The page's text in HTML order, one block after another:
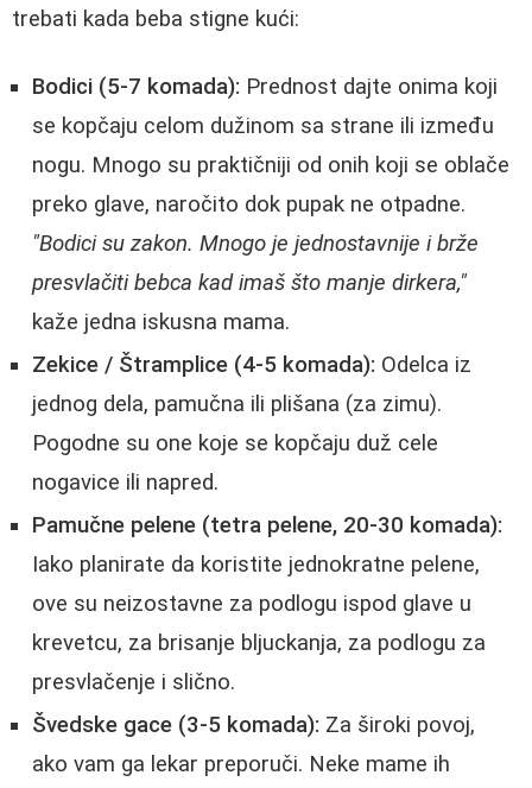
trebati kada beba stigne kući:
Bodici (5-7 komada): Prednost dajte onima koji
se kopčaju celom dužinom sa strane ili između
nogu. Mnogo su praktičniji od onih koji se oblače
preko glave, naročito dok pupak ne otpadne.
"Bodici su zakon. Mnogo je jednostavnije i brže
presvlačiti bebca kad imaš što manje dirkera,"
kaže jedna iskusna mama.
Zekice / Štramplice (4-5 komada): Odelca iz
jednog dela, pamučna ili plišana (za zimu).
Pogodne su one koje se kopčaju duž cele
nogavice ili napred.
Pamučne pelene (tetra pelene, 20-30 komada):
Iako planirate da koristite jednokratne pelene,
ove su neizostavne za podlogu ispod glave u
krevetcu, za brisanje bljuckanja, za podlogu za
presvlačenje i slično.
Švedske gace (3-5 komada): Za široki povoj,
ako vam ga lekar preporuči. Neke mame ih